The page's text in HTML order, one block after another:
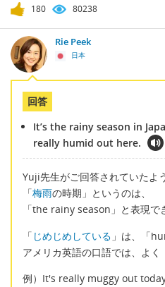
180 80238
Rie Peek
日本
回答
It’s the rainy season in
really humid out here.
Yuji先生がご回答されていたよう
「梅雨の時期」というのは、
「the rainy season」と表現で
「 じめじめしている 」は、「
アメリカ英語の口語では、よく
例）It's really muggy out